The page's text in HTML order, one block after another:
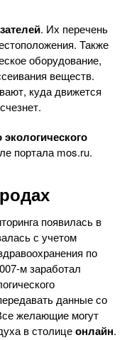
. Их перечень
Также
оборудование,
веществ.
куда движется
экологического
портала mos.ru.
появилась в
с учетом
по
м заработал
данные со
желающие могут
в столицеонлайн.